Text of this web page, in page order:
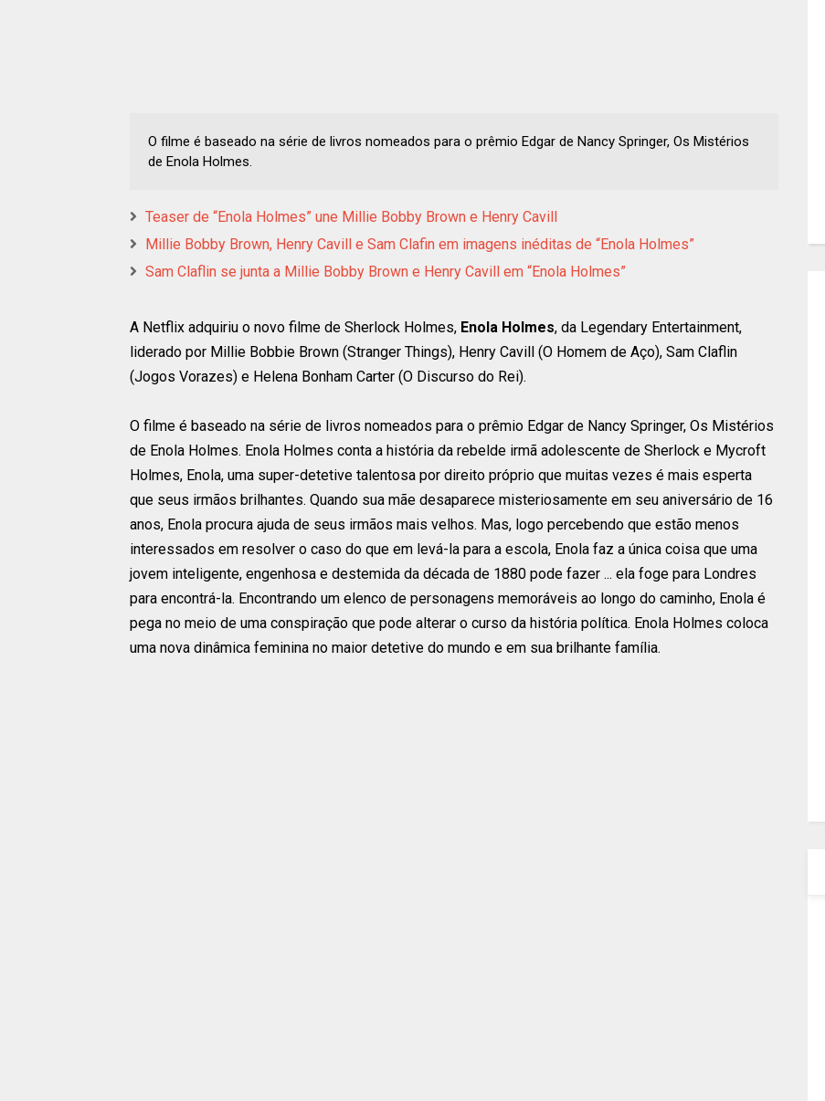
O filme é baseado na série de livros nomeados para o prêmio Edgar de Nancy Springer, Os Mistérios
de Enola Holmes.
Teaser de “Enola Holmes” une Millie Bobby Brown e Henry Cavill
Millie Bobby Brown, Henry Cavill e Sam Clafin em imagens inéditas de “Enola Holmes”
Sam Claflin se junta a Millie Bobby Brown e Henry Cavill em “Enola Holmes”
A Netflix adquiriu o novo filme de Sherlock Holmes, Enola Holmes, da Legendary Entertainment,
liderado por Millie Bobbie Brown (Stranger Things), Henry Cavill (O Homem de Aço), Sam Claflin
(Jogos Vorazes) e Helena Bonham Carter (O Discurso do Rei).
O filme é baseado na série de livros nomeados para o prêmio Edgar de Nancy Springer, Os Mistérios
de Enola Holmes. Enola Holmes conta a história da rebelde irmã adolescente de Sherlock e Mycroft
Holmes, Enola, uma super-detetive talentosa por direito próprio que muitas vezes é mais esperta
que seus irmãos brilhantes. Quando sua mãe desaparece misteriosamente em seu aniversário de 16
anos, Enola procura ajuda de seus irmãos mais velhos. Mas, logo percebendo que estão menos
interessados ​​em resolver o caso do que em levá-la para a escola, Enola faz a única coisa que uma
jovem inteligente, engenhosa e destemida da década de 1880 pode fazer ... ela foge para Londres
para encontrá-la. Encontrando um elenco de personagens memoráveis ​​ao longo do caminho, Enola é
pega no meio de uma conspiração que pode alterar o curso da história política. Enola Holmes coloca
uma nova dinâmica feminina no maior detetive do mundo e em sua brilhante família.